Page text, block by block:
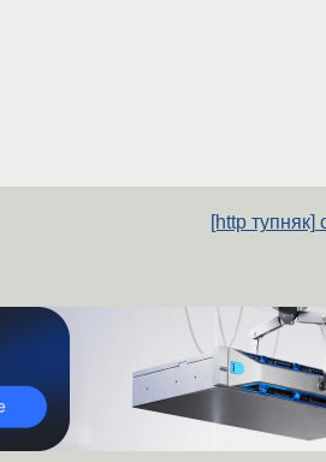
[http тупняк]